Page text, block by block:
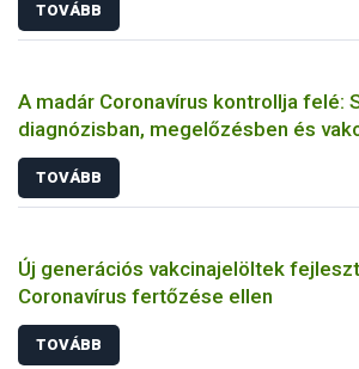
TOVÁBB
A madár Coronavírus kontrollja felé:
diagnózisban, megelőzésben és
TOVÁBB
Új generációs vakcinajelöltek
Coronavírus fertőzése ellen
TOVÁBB